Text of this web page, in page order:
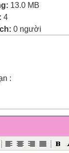
13.0 MB
4
0 người
: